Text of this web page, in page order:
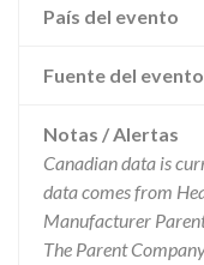
País del evento
Fuente del evento
Notas / Alertas
Canadian data is
data comes from
Manufacturer
The Parent